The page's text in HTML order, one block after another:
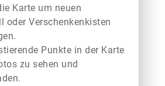
Karte um neuen
oder Verschenkenkisten
Punkte in der Karte
zu sehen und